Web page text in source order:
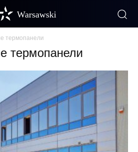
Warsawski
термопанели
термопанели